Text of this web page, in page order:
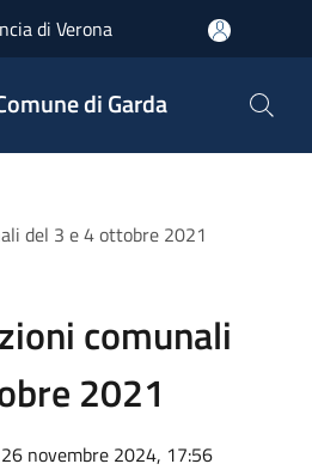
di Verona
di Garda
del 3 e 4 ottobre 2021
comunali
2021
novembre 2024, 17:56